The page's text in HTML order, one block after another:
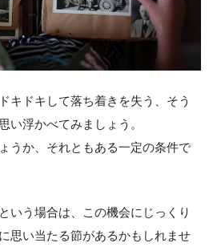
キドキして落ち着きを失う、そう
い浮かべてみましょう。
うか、それともある一定の条件で
いう場合は、この機会にじっくり
思い当たる節があるかもしれませ